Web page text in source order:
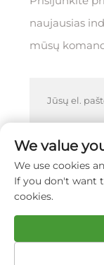
naujausias
mūsų
Autorių teisės ©
Sukurti į viršų
We value
We use cookies
If you don't want
cookies.